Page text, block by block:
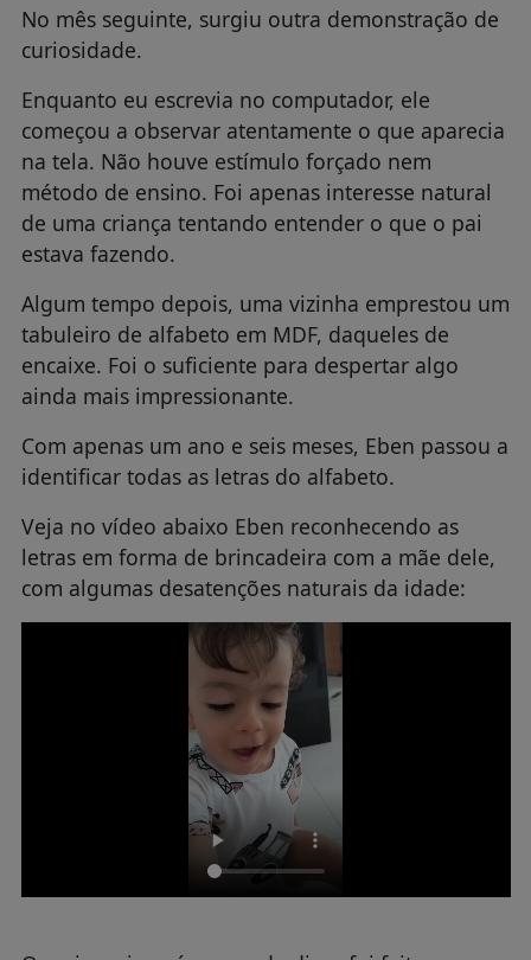
No mês seguinte, surgiu outra demonstração de
curiosidade.
Enquanto eu escrevia no computador, ele
começou a observar atentamente o que aparecia
na tela. Não houve estímulo forçado nem
método de ensino. Foi apenas interesse natural
de uma criança tentando entender o que o pai
estava fazendo.
Algum tempo depois, uma vizinha emprestou um
tabuleiro de alfabeto em MDF, daqueles de
encaixe. Foi o suficiente para despertar algo
ainda mais impressionante.
Com apenas um ano e seis meses, Eben passou a
identificar todas as letras do alfabeto.
Veja no vídeo abaixo Eben reconhecendo as
letras em forma de brincadeira com a mãe dele,
com algumas desatenções naturais da idade: